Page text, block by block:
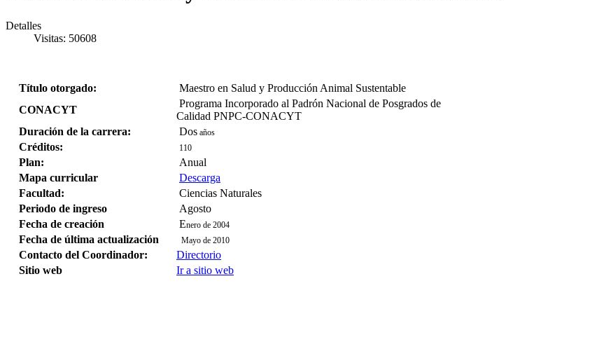
Detalles
Visitas: 50608
Título otorgado:
Maestro en Salud y Producción Animal Sustentable
CONACYT
Programa Incorporado al Padrón Nacional de Posgrados de
Calidad PNPC-CONACYT
Duración de la carrera:
Dos años
Créditos: 110
Plan:
Anual
Mapa curricular
Descarga
Facultad:
Ciencias Naturales
Periodo de ingreso
Agosto
Fecha de creación
Enero de 2004
Fecha de última actualización Mayo de 2010
Contacto del Coordinador:
Directorio
Sitio web
Ir a sitio web